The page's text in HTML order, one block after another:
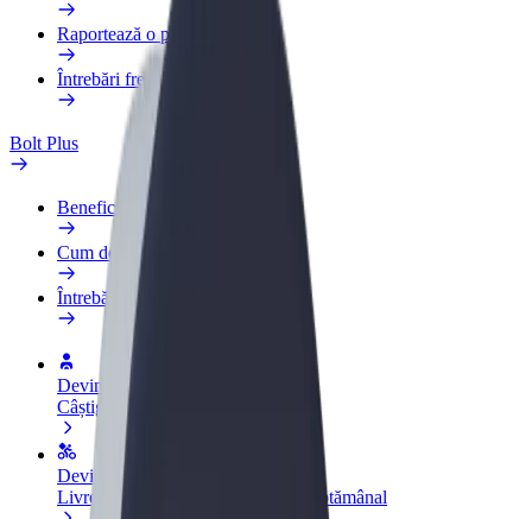
Raportează o problemă
Întrebări frecvente
Bolt Plus
Beneficii
Cum devii membru
Întrebări frecvente
Devino șofer partener
Câștigă bani după propriile reguli
Devino curier partener Bolt
Livrează mâncare și câștigă bani săptămânal